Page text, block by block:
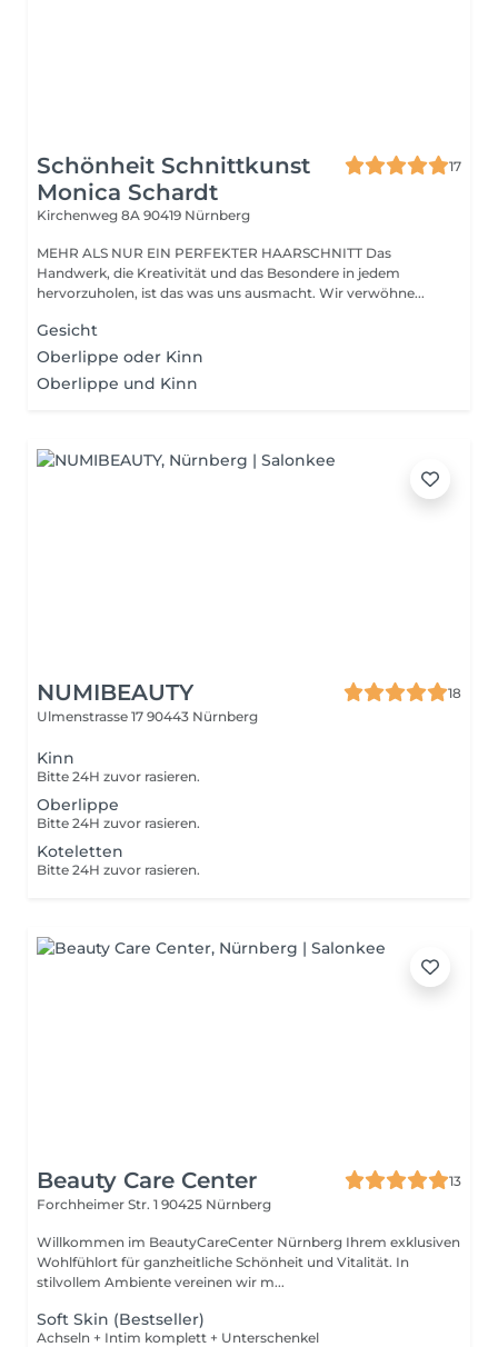
Schönheit Schnittkunst
Monica Schardt
17
Kirchenweg 8A 90419 Nürnberg
MEHR ALS NUR EIN PERFEKTER HAARSCHNITT Das
Handwerk, die Kreativität und das Besondere in jedem
hervorzuholen, ist das was uns ausmacht. Wir verwöhne...
Gesicht
Oberlippe oder Kinn
Oberlippe und Kinn
NUMIBEAUTY
18
Ulmenstrasse 17 90443 Nürnberg
Kinn
Bitte 24H zuvor rasieren.
Oberlippe
Bitte 24H zuvor rasieren.
Koteletten
Bitte 24H zuvor rasieren.
Beauty Care Center
13
Forchheimer Str. 1 90425 Nürnberg
Willkommen im BeautyCareCenter Nürnberg Ihrem exklusiven
Wohlfühlort für ganzheitliche Schönheit und Vitalität. In
stilvollem Ambiente vereinen wir m...
Soft Skin (Bestseller)
Achseln + Intim komplett + Unterschenkel